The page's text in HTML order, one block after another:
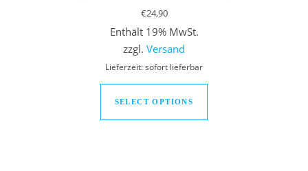
€24,90
Enthält 19% MwSt.
zzgl. Versand
Lieferzeit: sofort lieferbar
SELECT OPTIONS